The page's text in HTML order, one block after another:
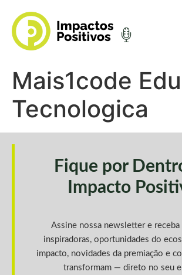
Mais1code
Tecnologica
Fique por
Impacto
Assine nossa newsletter e receba
inspiradoras, oportunidades do
impacto, novidades da premiação e
transformam — direto no seu